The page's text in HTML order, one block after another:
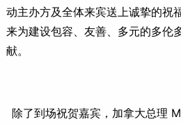
动主办方及全体来宾送上诚挚的祝
来为建设包容、友善、多元的多伦
献。
除了到场祝贺嘉宾，加拿大总理